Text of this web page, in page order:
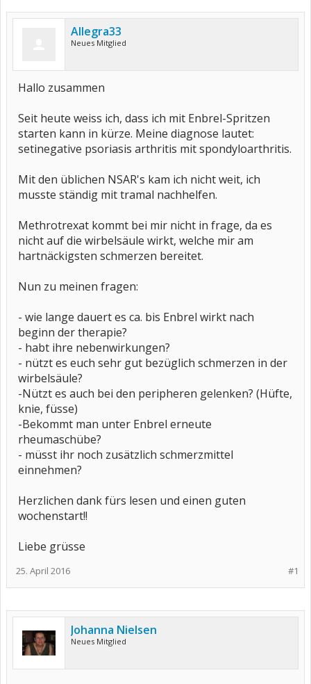
Allegra33
Neues Mitglied
Hallo zusammen
Seit heute weiss ich, dass ich mit Enbrel-Spritzen
starten kann in kürze. Meine diagnose lautet:
setinegative psoriasis arthritis mit spondyloarthritis.
Mit den üblichen NSAR's kam ich nicht weit, ich
musste ständig mit tramal nachhelfen.
Methrotrexat kommt bei mir nicht in frage, da es
nicht auf die wirbelsäule wirkt, welche mir am
hartnäckigsten schmerzen bereitet.
Nun zu meinen fragen:
- wie lange dauert es ca. bis Enbrel wirkt nach
beginn der therapie?
- habt ihre nebenwirkungen?
- nützt es euch sehr gut bezüglich schmerzen in der
wirbelsäule?
-Nützt es auch bei den peripheren gelenken? (Hüfte,
knie, füsse)
-Bekommt man unter Enbrel erneute
rheumaschübe?
- müsst ihr noch zusätzlich schmerzmittel
einnehmen?
Herzlichen dank fürs lesen und einen guten
wochenstart!!
Liebe grüsse
#1
25. April 2016
Johanna Nielsen
Neues Mitglied